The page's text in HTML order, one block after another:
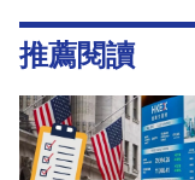
推薦閱讀